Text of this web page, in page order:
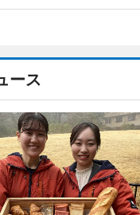
ース